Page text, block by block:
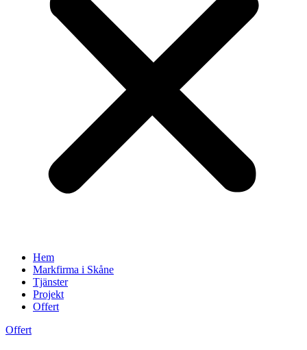
Hem
Markfirma i Skåne
Tjänster
Projekt
Offert
Offert